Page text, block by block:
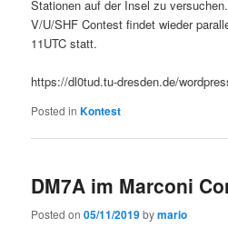
Stationen auf der Insel zu
V/U/SHF Contest findet wieder
11UTC statt.
https://dl0tud.tu-dresden.de/
Posted in Kontest
DM7A im Marconi
Posted on05/11/2019bymario